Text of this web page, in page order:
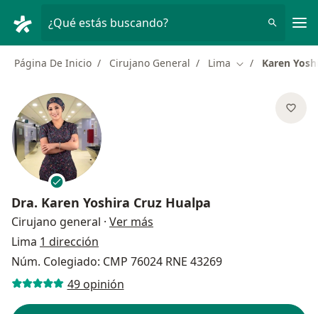
¿Qué estás buscando?
Página De Inicio Cirujano General Lima Cambiar de
Karen
Dra. Karen Yoshira Cruz Hualpa
Cirujano general · Ver más
Lima 1 dirección
Núm. Colegiado: CMP 76024 RNE 43269
49 opinión